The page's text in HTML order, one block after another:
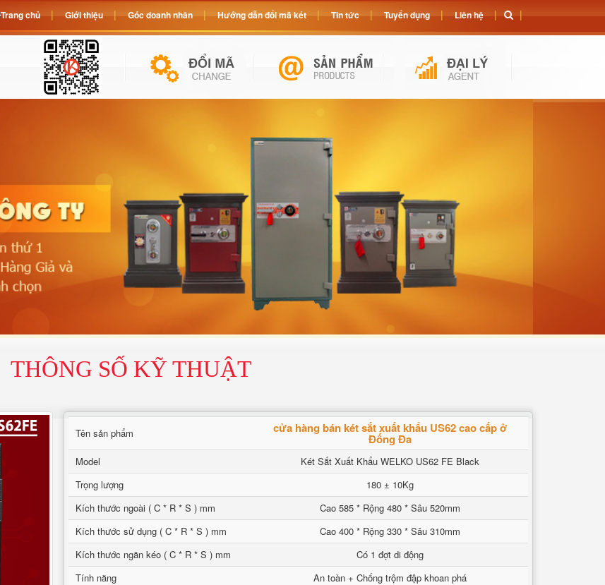
THÔNG SỐ KỸ THUẬT
Tên sản phẩm cửa hàng bán két sắt xuất khẩu US62 cao cấp ở
Đống Đa
Model
Két Sắt Xuất Khẩu WELKO US62 FE Black
Trọng lượng
180 ± 10Kg
Kích thước ngoài ( C * R * S ) mm
Cao 585 * Rộng 480 * Sâu 520mm
Kích thước sử dụng ( C * R * S ) mm
Cao 400 * Rộng 330 * Sâu 310mm
Kích thước ngăn kéo ( C * R * S ) mm
Có 1 đợt di động
Tính năng
An toàn + Chống trộm đập khoan phá
Trang chủ Giới thiệu Góc doanh nhân Hướng dẫn đổi mã két Tin tức Tuyển dụng Liên hệ